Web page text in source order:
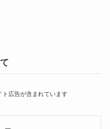
広告が含まれています